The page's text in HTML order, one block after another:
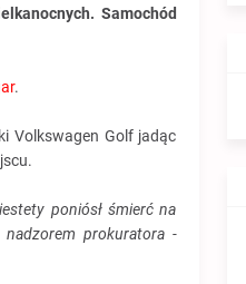
Samochód
.
Volkswagen Golf jadąc
poniósł śmierć na
nadzorem prokuratora -